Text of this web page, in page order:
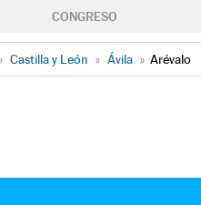
CONGRESO
Castilla y León » Ávila » Arévalo